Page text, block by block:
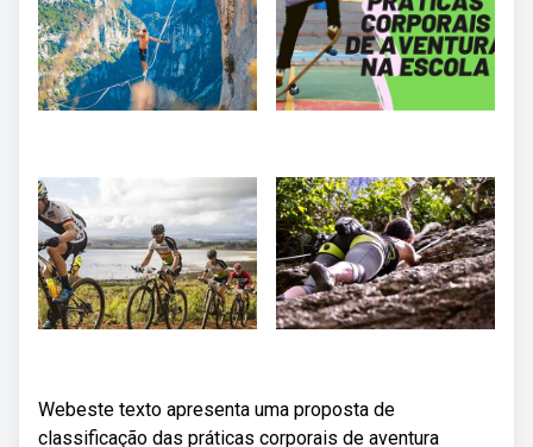
Webeste texto apresenta uma proposta de
classificação das práticas corporais de aventura